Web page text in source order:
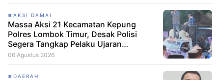
AKSI DAMAI
Massa Aksi 21 Kecamatan Kepung
Polres Lombok Timur, Desak Polisi
Segera Tangkap Pelaku Ujaran
Kebencian terhadap Bupati
06 Agustus 2026
DAERAH